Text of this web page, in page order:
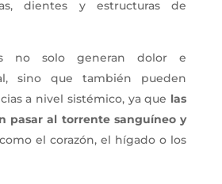
dientes y estructuras de
no solo generan dolor e
sino que también pueden
a nivel sistémico, ya que las
pasar al torrente sanguíneo y
el corazón, el hígado o los